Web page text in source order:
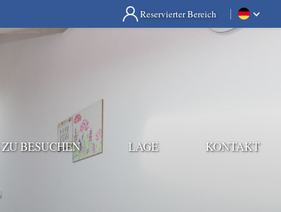
Reservierter Bereich
BESUCHEN LAGE KONTAKT